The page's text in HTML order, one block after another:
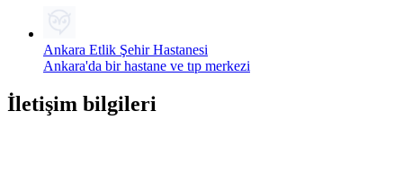
Ankara Etlik Şehir Hastanesi
Ankara'da bir hastane ve tıp merkezi
İletişim bilgileri